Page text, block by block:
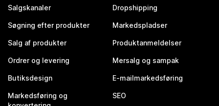
Salgskanaler
Søgning efter produkter
Salg af produkter
Ordrer og levering
Butiksdesign
Markedsføring og
Dropshipping
Markedspladser
Produktanmeldelser
Mersalg og sampak
E-mailmarkedsføring
SEO